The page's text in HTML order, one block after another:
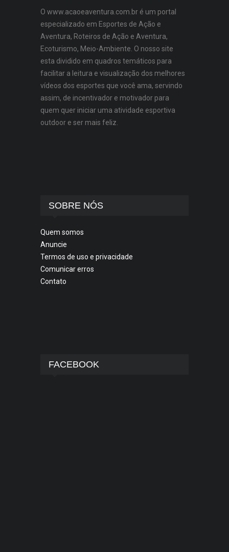
O www.acaoeaventura.com.br é um portal
especializado em Esportes de Ação e
Aventura, Roteiros de Ação e Aventura,
Ecoturismo, Meio-Ambiente. O nosso site
esta dividido em quadros temáticos para
facilitar a leitura e visualização dos melhores
vídeos dos esportes que você ama, servindo
assim, de incentivador e motivador para
quem quer iniciar uma atividade esportiva
outdoor e ser mais feliz.
SOBRE NÓS
Quem somos
Anuncie
Termos de uso e privacidade
Comunicar erros
Contato
FACEBOOK